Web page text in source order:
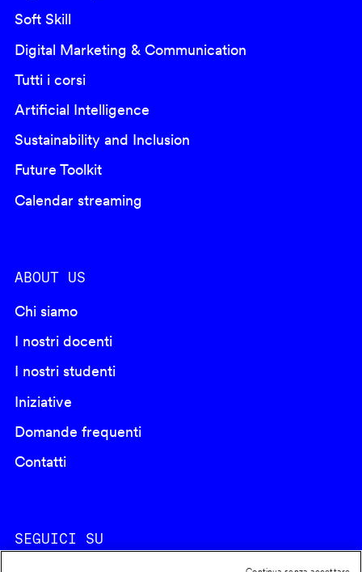
Soft Skill
Digital Marketing & Communication
Tutti i corsi
Artificial Intelligence
Sustainability and Inclusion
Future Toolkit
Calendar streaming
ABOUT US
Chi siamo
I nostri docenti
I nostri studenti
Iniziative
Domande frequenti
Contatti
SEGUICI SU